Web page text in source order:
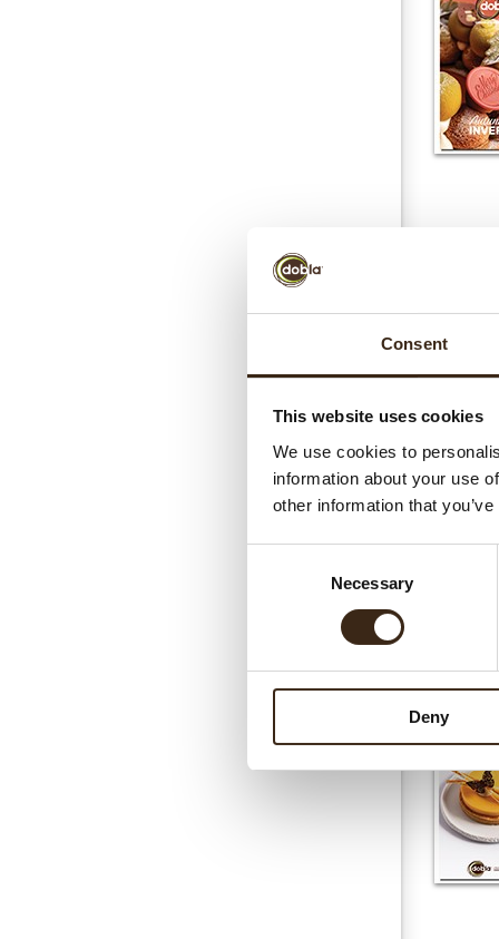
Consent
This website uses cookies
We use cookies to
information about your use
other information that
Necessary
Deny